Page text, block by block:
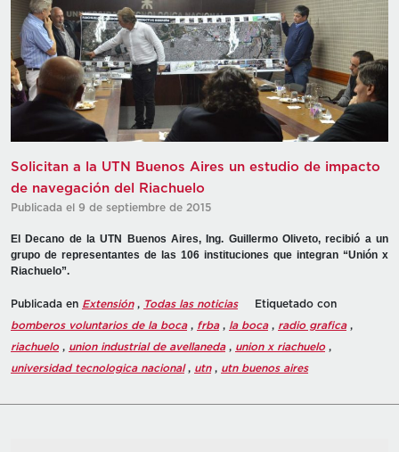
Solicitan a la UTN Buenos Aires un estudio de impacto
de navegación del Riachuelo
Publicada el 9 de septiembre de 2015
El Decano de la UTN Buenos Aires, Ing. Guillermo Oliveto, recibió a un
grupo de representantes de las 106 instituciones que integran “Unión x
Riachuelo”.
Publicada en Extensión, Todas las noticias
Etiquetado con
bomberos voluntarios de la boca, frba, la boca, radio grafica,
riachuelo, union industrial de avellaneda, union x riachuelo,
universidad tecnologica nacional, utn, utn buenos aires